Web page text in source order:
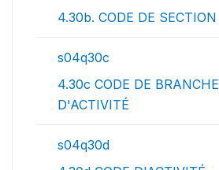
4.30b. CODE DE SECTION
s04q30c
4.30c CODE DE BRANCHE
D'ACTIVITÉ
s04q30d